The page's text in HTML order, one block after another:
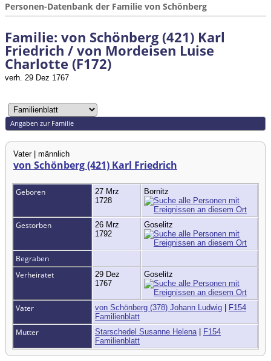
Personen-Datenbank der Familie von Schönberg
Familie: von Schönberg (421) Karl
Friedrich / von Mordeisen Luise
Charlotte (F172)
verh. 29 Dez 1767
Angaben zur Familie
Vater | männlich
von Schönberg (421) Karl Friedrich
Geboren
27 Mrz
1728
Bornitz
Gestorben
26 Mrz
1792
Goselitz
Begraben
Verheiratet
29 Dez
1767
Goselitz
Vater von Schönberg (378) Johann Ludwig | F154
Familienblatt
Mutter Starschedel Susanne Helena | F154
Familienblatt